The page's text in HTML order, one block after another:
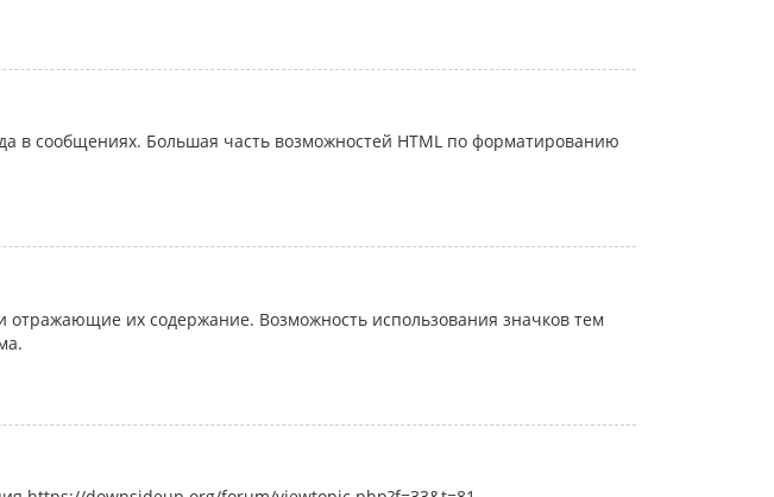
в сообщениях. Большая часть возможностей HTML по форматированию
их содержание. Возможность использования значков тем